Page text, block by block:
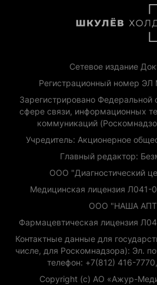
Сетевое издание
Регистрационный номер
Зарегистрировано Федеральной
сфере связи, информационных
коммуникаций
Учредитель: Акционерное
Главный редактор:
ООО "Диагностический
Медицинская лицензия Л041-
ООО "НАША
Фармацевтическая лицензия
Контактные данные для
числе, для Роскомнадзора): Эл.
телефон: +7(812) 416-
Copyright (с) АО «Ажур-